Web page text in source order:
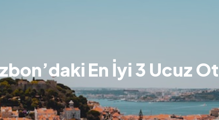
En İyi 3 Ucuz